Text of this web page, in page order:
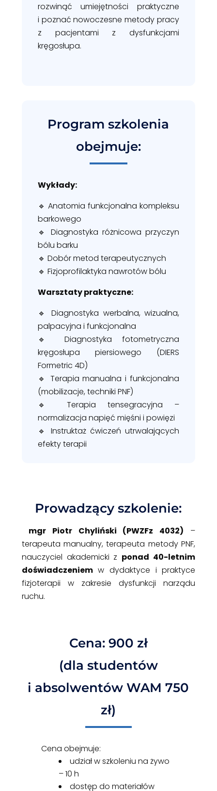
rozwinąć umiejętności praktyczne
i poznać nowoczesne metody pracy
z pacjentami z dysfunkcjami
kręgosłupa.
Program szkolenia
obejmuje:
Wykłady:
🔹 Anatomia funkcjonalna kompleksu
barkowego
🔹 Diagnostyka różnicowa przyczyn
bólu barku
🔹 Dobór metod terapeutycznych
🔹 Fizjoprofilaktyka nawrotów bólu
Warsztaty praktyczne:
🔹 Diagnostyka werbalna, wizualna,
palpacyjna i funkcjonalna
🔹 Diagnostyka fotometryczna
kręgosłupa piersiowego (DIERS
Formetric 4D)
🔹 Terapia manualna i funkcjonalna
(mobilizacje, techniki PNF)
🔹 Terapia tensegracyjna –
normalizacja napięć mięśni i powięzi
🔹 Instruktaż ćwiczeń utrwalających
efekty terapii
Prowadzący szkolenie:
mgr Piotr Chyliński (PWZFz 4032) –
terapeuta manualny, terapeuta metody PNF,
nauczyciel akademicki z ponad 40-letnim
doświadczeniemw dydaktyce i praktyce
fizjoterapii w zakresie dysfunkcji narządu
ruchu.
Cena: 900 zł
(dla studentów
i absolwentów WAM 750
zł)
Cena obejmuje:
udział w szkoleniu na żywo
– 10 h
dostęp do materiałów